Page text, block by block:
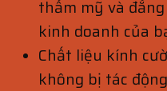
thẩm mỹ và
kinh doanh của
Chất liệu kính
không bị tác